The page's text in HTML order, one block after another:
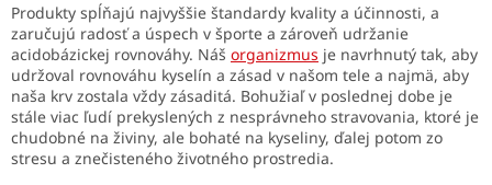
Produkty spĺňajú najvyššie štandardy kvality a účinnosti, a
zaručujú radosť a úspech v športe a zároveň udržanie
acidobázickej rovnováhy. Náš organizmus je navrhnutý tak, aby
udržoval rovnováhu kyselín a zásad v našom tele a najmä, aby
naša krv zostala vždy zásaditá. Bohužiaľ v poslednej dobe je
stále viac ľudí prekyslených z nesprávneho stravovania, ktoré je
chudobné na živiny, ale bohaté na kyseliny, ďalej potom zo
stresu a znečisteného životného prostredia.